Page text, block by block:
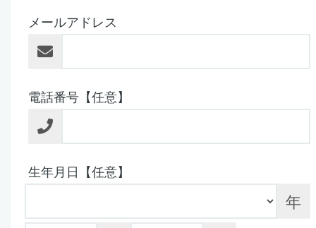
メールアドレス
電話番号【任意】
生年月日【任意】
年